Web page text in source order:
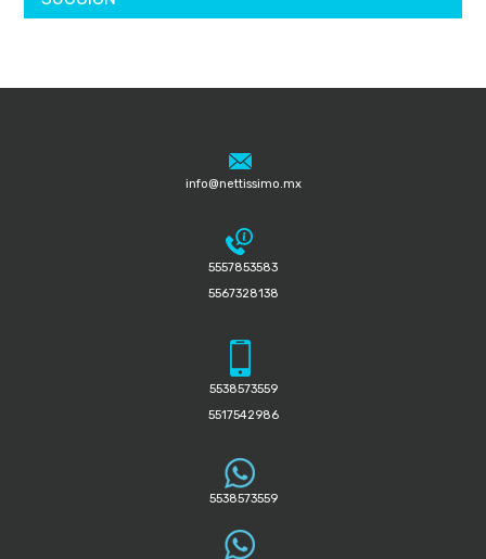
info@nettissimo.mx
5557853583
5567328138
5538573559
5517542986
5538573559